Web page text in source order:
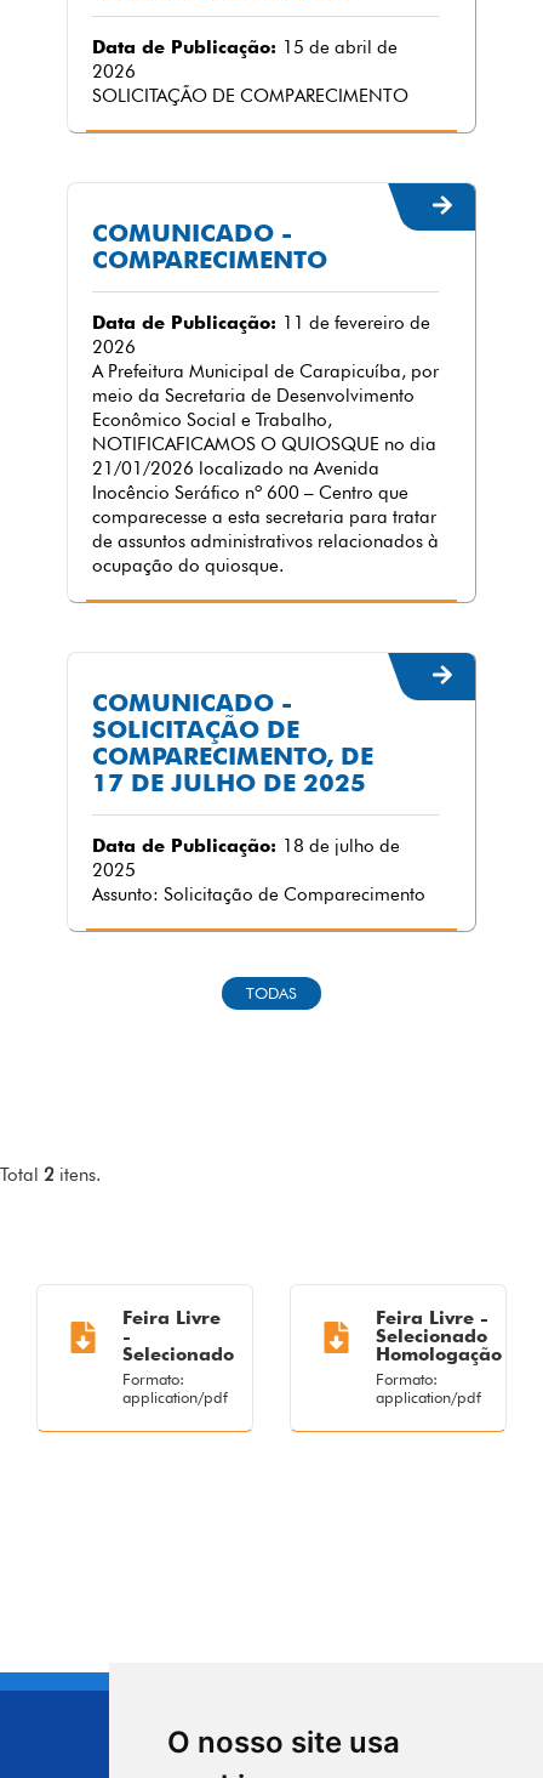
O nosso site usa
Data de Publicação: 15 de abril de
2026
SOLICITAÇÃO DE COMPARECIMENTO
COMUNICADO -
COMPARECIMENTO
Data de Publicação: 11 de fevereiro de
2026
A Prefeitura Municipal de Carapicuíba, por
meio da Secretaria de Desenvolvimento
Econômico Social e Trabalho,
NOTIFICAFICAMOS O QUIOSQUE no dia
21/01/2026 localizado na Avenida
Inocêncio Seráfico nº 600 – Centro que
comparecesse a esta secretaria para tratar
de assuntos administrativos relacionados à
ocupação do quiosque.
COMUNICADO -
SOLICITAÇÃO DE
COMPARECIMENTO, DE
17 DE JULHO DE 2025
Data de Publicação: 18 de julho de
2025
Assunto: Solicitação de Comparecimento
TODAS
Total 2 itens.
Feira Livre
-
Selecionado
Formato:
application/pdf
Feira Livre -
Selecionado
Homologação
Formato:
application/pdf